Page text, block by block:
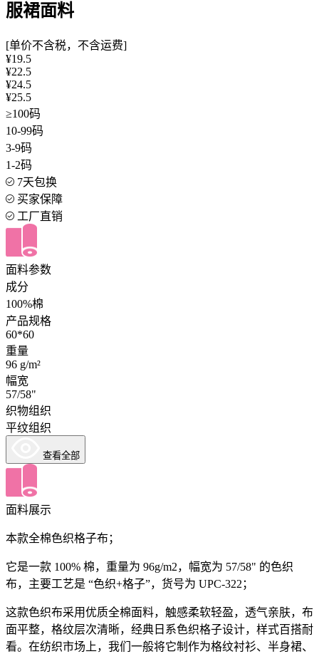
服裙面料
[单价不含税，不含运费]
¥19.5
¥22.5
¥24.5
¥25.5
≥100码
10-99码
3-9码
1-2码
7天包换
买家保障
工厂直销
面料参数
成分
100%棉
产品规格
60*60
重量
96 g/m²
幅宽
57/58"
织物组织
平纹组织
查看全部
面料展示
本款全棉色织格子布；
它是一款 100% 棉，重量为 96g/m2，幅宽为 57/58" 的色织
布，主要工艺是 “色织+格子”，货号为 UPC-322；
这款色织布采用优质全棉面料，触感柔软轻盈，透气亲肤，布
面平整，格纹层次清晰，经典日系色织格子设计，样式百搭耐
看。在纺织市场上，我们一般将它制作为格纹衬衫、半身裙、